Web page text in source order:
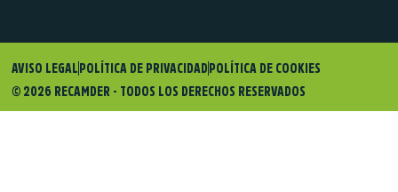
© 2026 RECAMDER - TODOS LOS DERECHOS RESERVADOS
AVISO LEGAL POLÍTICA DE PRIVACIDAD POLÍTICA DE COOKIES